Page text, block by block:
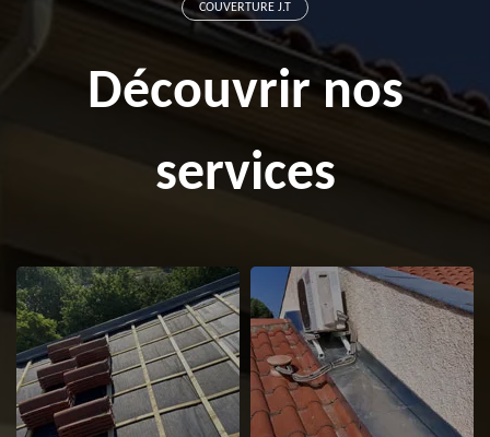
COUVERTURE J.T
Découvrir nos
services